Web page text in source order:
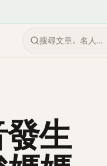
搜尋文章、名人…
發生